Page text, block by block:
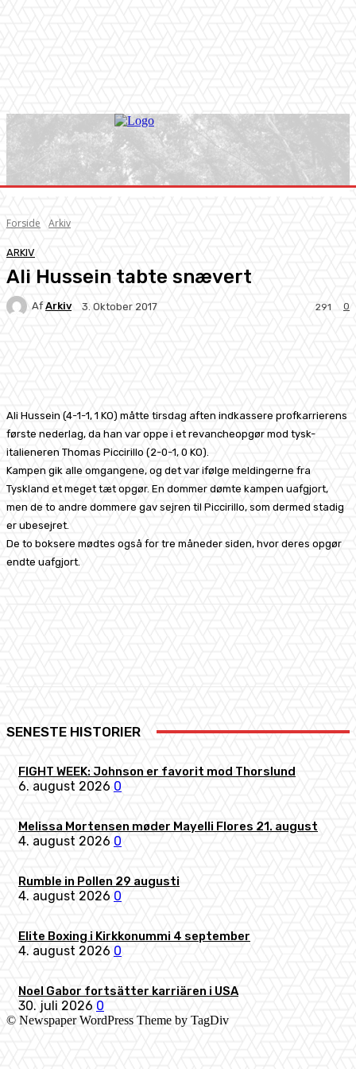
Forside Arkiv
ARKIV
Ali Hussein tabte snævert
Af Arkiv 3. Oktober 2017 0
291
Ali Hussein (4-1-1, 1 KO) måtte tirsdag aften indkassere profkarrierens
første nederlag, da han var oppe i et revancheopgør mod tysk-
italieneren Thomas Piccirillo (2-0-1, 0 KO).
Kampen gik alle omgangene, og det var ifølge meldingerne fra
Tyskland et meget tæt opgør. En dommer dømte kampen uafgjort,
men de to andre dommere gav sejren til Piccirillo, som dermed stadig
er ubesejret.
De to boksere mødtes også for tre måneder siden, hvor deres opgør
endte uafgjort.
SENESTE HISTORIER
FIGHT WEEK: Johnson er favorit mod Thorslund
6. august 2026 0
Melissa Mortensen møder Mayelli Flores 21. august
4. august 2026 0
Rumble in Pollen 29 augusti
4. august 2026 0
Elite Boxing i Kirkkonummi 4 september
4. august 2026 0
Noel Gabor fortsätter karriären i USA
30. juli 2026 0
© Newspaper WordPress Theme by TagDiv